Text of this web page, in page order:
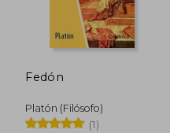
Fedón
Platón (Filósofo)
(1)